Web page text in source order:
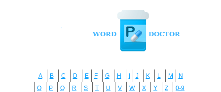
A B C D E F G H J K L M
N
O
P Q R S T U V W X Y Z 0-9